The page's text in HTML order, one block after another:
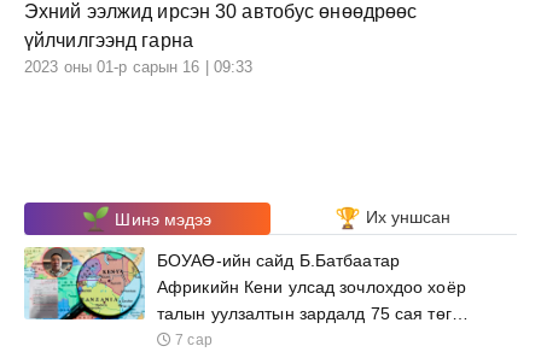
Эхний ээлжид ирсэн 30 автобус өнөөдрөөс
үйлчилгээнд гарна
2023 оны 01-р сарын 16 | 09:33
Шинэ мэдээ Их уншсан
БОУАӨ-ийн сайд Б.Батбаатар
Африкийн Кени улсад зочлохдоо хоёр
талын уулзалтын зардалд 75 сая төгрөг
зарцуулна
7 сар